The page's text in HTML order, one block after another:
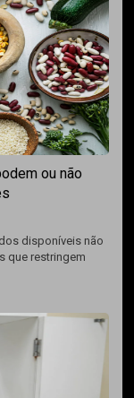
ou não
disponíveis não
que restringem